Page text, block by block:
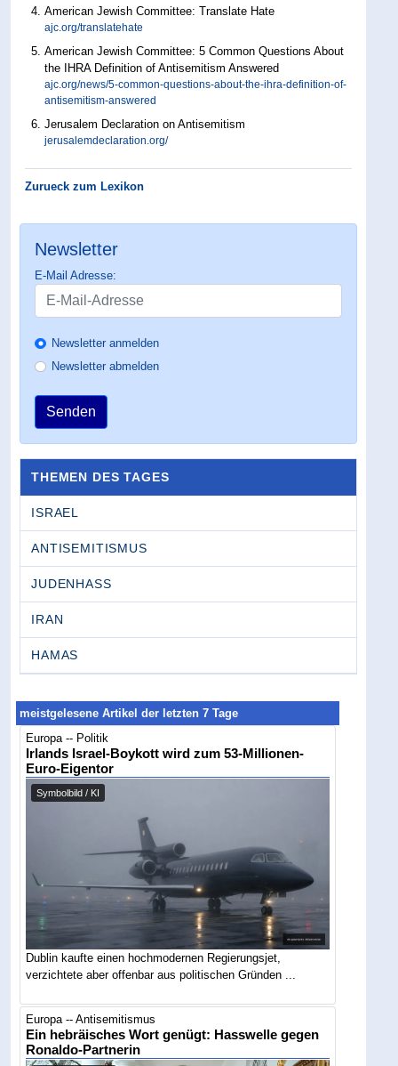
American Jewish Committee: Translate Hate
ajc.org/translatehate
American Jewish Committee: 5 Common Questions About
the IHRA Definition of Antisemitism Answered
ajc.org/news/5-common-questions-about-the-ihra-definition-of-
antisemitism-answered
Jerusalem Declaration on Antisemitism
jerusalemdeclaration.org/
Zurueck zum Lexikon
Newsletter
E-Mail Adresse:
Newsletter anmelden
Newsletter abmelden
Senden
THEMEN DES TAGES
ISRAEL
ANTISEMITISMUS
JUDENHASS
IRAN
HAMAS
meistgelesene Artikel der letzten 7 Tage
Europa -- Politik
Irlands Israel-Boykott wird zum 53-Millionen-
Euro-Eigentor
Symbolbild / KI
Dublin kaufte einen hochmodernen Regierungsjet,
verzichtete aber offenbar aus politischen Gründen ...
Europa -- Antisemitismus
Ein hebräisches Wort genügt: Hasswelle gegen
Ronaldo-Partnerin